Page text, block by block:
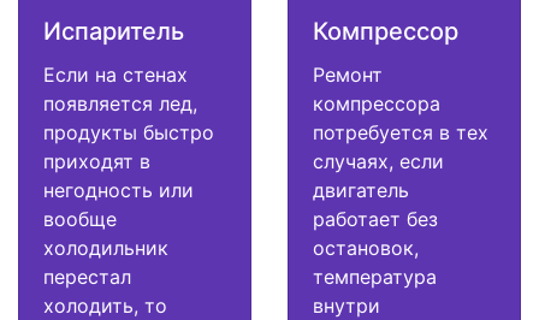
Испаритель
Если на стенах
появляется лед,
продукты быстро
приходят в
негодность или
вообще
холодильник
перестал
холодить, то
Компрессор
Ремонт
компрессора
потребуется в тех
случаях, если
двигатель
работает без
остановок,
температура
внутри